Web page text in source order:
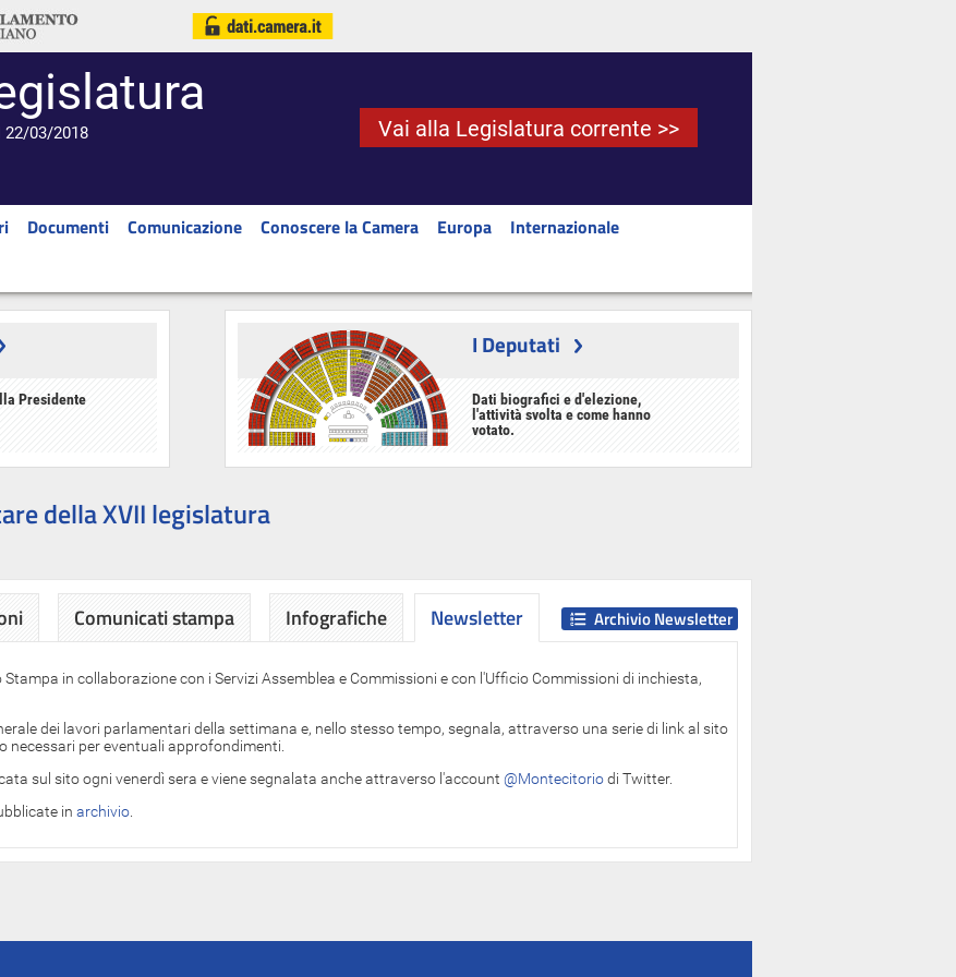
22/03/2018 Vai alla Legislatura corrente >>
Documenti Comunicazione Conoscere la Camera Europa
Internazionale
Presidente
I Deputati
Dati biografici e d'elezione,
l'attività svolta e come hanno
votato.
della XVII legislatura
Comunicati stampa Infografiche Newsletter
Newsletter
in collaborazione con i Servizi Assemblea e Commissioni e con l'Ufficio Commissioni di inchiesta,
dei lavori parlamentari della settimana e, nello stesso tempo, segnala, attraverso una serie di link al sito
necessari per eventuali approfondimenti.
sul sito ogni venerdì sera e viene segnalata anche attraverso l'account @Montecitoriodi Twitter.
in archivio
Archivio Newsletter